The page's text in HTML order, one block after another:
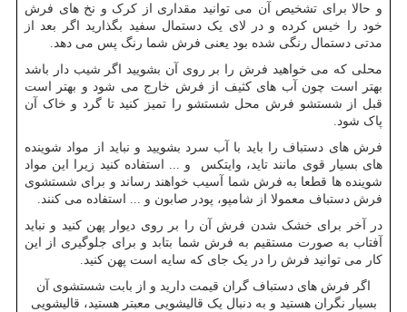
و حالا برای تشخیص آن می توانید مقداری از کرک و نخ های فرش
خود را خیس کرده و در لای یک دستمال سفید بگذارید اگر بعد از
مدتی دستمال رنگی شده بود یعنی فرش شما رنگ پس می دهد.
محلی که می خواهید فرش را بر روی آن بشویید اگر شیب دار باشد
بهتر است چون آب های کثیف از فرش خارج می شود و بهتر است
قبل از شستشو فرش محل شستشو را تمیز کنید تا گرد و خاک آن
پاک شود.
فرش های دستباف را باید با آب سرد بشویید و نباید از مواد شوینده
های بسیار قوی مانند تاید، وایتکس و ... استفاده کنید زیرا این مواد
شوینده ها قطعا به فرش شما آسیب خواهند رساند و برای شستشوی
فرش دستباف معمولا از شامپو، پودر صابون و ... استفاده می کنند.
در آخر برای خشک شدن فرش آن را بر روی دیوار پهن کنید و نباید
آفتاب به صورت مستقیم به فرش شما بتابد و برای جلوگیری از این
کار می توانید فرش را در یک جای که سایه است پهن کنید.
اگر فرش های دستباف گران قیمت دارید و از بابت شستشوی آن
بسیار نگران هستید و به دنبال یک قالیشویی معبتر هستید، قالیشویی